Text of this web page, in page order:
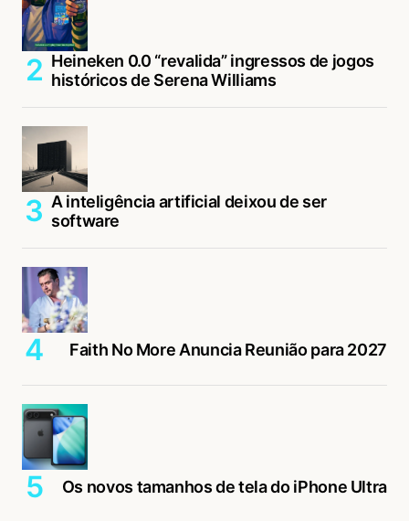
Heineken 0.0 “revalida” ingressos de jogos
históricos de Serena Williams
A inteligência artificial deixou de ser
software
Faith No More Anuncia Reunião para 2027
Os novos tamanhos de tela do iPhone Ultra